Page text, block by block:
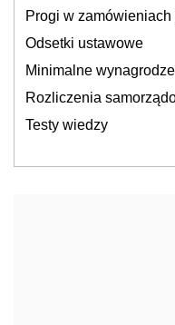
Progi w
Odsetki ustawowe
Minimalne
Rozliczenia
Testy wiedzy